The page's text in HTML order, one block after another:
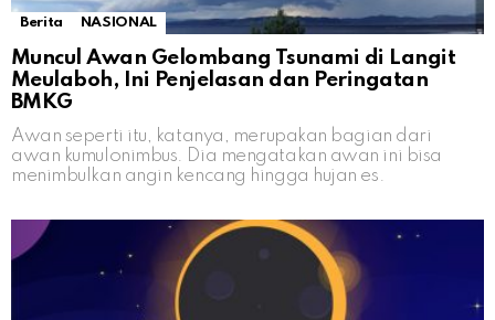
Berita NASIONAL
Muncul Awan Gelombang Tsunami di Langit
Meulaboh, Ini Penjelasan dan Peringatan
BMKG
Awan seperti itu, katanya, merupakan bagian dari
awan kumulonimbus. Dia mengatakan awan ini bisa
menimbulkan angin kencang hingga hujan es.